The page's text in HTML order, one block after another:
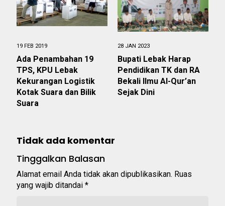
19 FEB 2019
Ada Penambahan 19
TPS, KPU Lebak
Kekurangan Logistik
Kotak Suara dan Bilik
Suara
28 JAN 2023
Bupati Lebak Harap
Pendidikan TK dan RA
Bekali Ilmu Al-Qur’an
Sejak Dini
Tidak ada komentar
Tinggalkan Balasan
Alamat email Anda tidak akan dipublikasikan. Ruas
yang wajib ditandai *